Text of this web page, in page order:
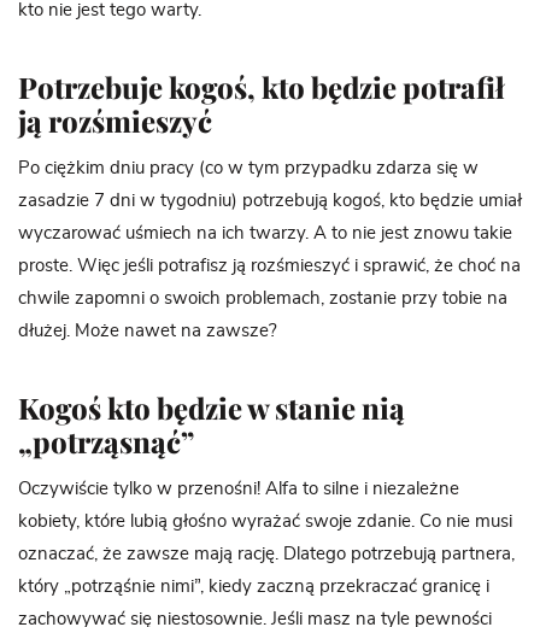
kto nie jest tego warty.
Potrzebuje kogoś, kto będzie potrafił
ją rozśmieszyć
Po ciężkim dniu pracy (co w tym przypadku zdarza się w
zasadzie 7 dni w tygodniu) potrzebują kogoś, kto będzie umiał
wyczarować uśmiech na ich twarzy. A to nie jest znowu takie
proste. Więc jeśli potrafisz ją rozśmieszyć i sprawić, że choć na
chwile zapomni o swoich problemach, zostanie przy tobie na
dłużej. Może nawet na zawsze?
Kogoś kto będzie w stanie nią
„potrząsnąć”
Oczywiście tylko w przenośni! Alfa to silne i niezależne
kobiety, które lubią głośno wyrażać swoje zdanie. Co nie musi
oznaczać, że zawsze mają rację. Dlatego potrzebują partnera,
który „potrząśnie nimi”, kiedy zaczną przekraczać granicę i
zachowywać się niestosownie. Jeśli masz na tyle pewności